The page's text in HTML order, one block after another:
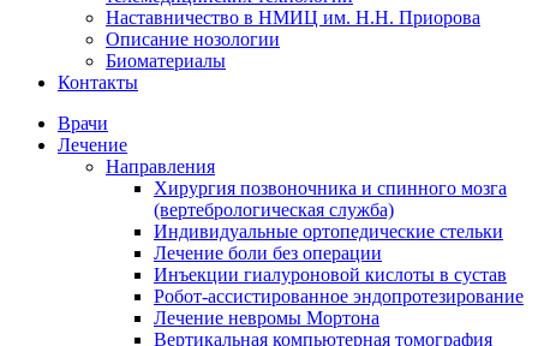
Наставничество в НМИЦ им. Н.Н. Приорова
Описание нозологии
Биоматериалы
Контакты
Врачи
Лечение
Направления
Хирургия позвоночника и спинного мозга
(вертебрологическая служба)
Индивидуальные ортопедические стельки
Лечение боли без операции
Инъекции гиалуроновой кислоты в сустав
Робот-ассистированное эндопротезирование
Лечение невромы Мортона
Вертикальная компьютерная томография